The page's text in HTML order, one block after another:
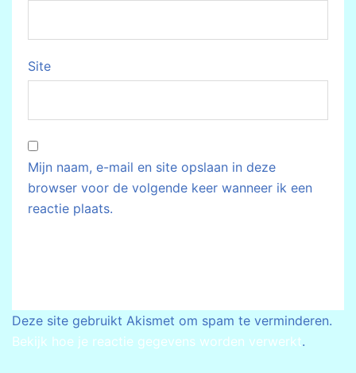
Site
Mijn naam, e-mail en site opslaan in deze
browser voor de volgende keer wanneer ik een
reactie plaats.
Deze site gebruikt Akismet om spam te verminderen.
Bekijk hoe je reactie gegevens worden verwerkt.